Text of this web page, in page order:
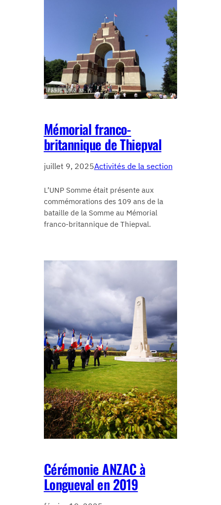
Mémorial franco-
britannique de Thiepval
juillet 9, 2025Activités de la section
L’UNP Somme était présente aux
commémorations des 109 ans de la
bataille de la Somme au Mémorial
franco-britannique de Thiepval.
Cérémonie ANZAC à
Longueval en 2019